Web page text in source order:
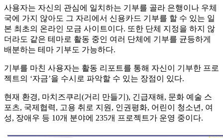
사용자는 자신의 관심에 일치하는 기부를 골라 은행이나 우체
국에 가지 않아도 그 자리에서 신용카드 기부를 할 수 있는 일
본 최초의 온라인 모금 사이트이다. 또한 단체 지정을 하지 않
더라도 같은 테마로 활동 중인 여러 단체에 기부를 균등하게
배분하는 테마 기부도 가능하다.
기부를 마친 사용자는 활동 리포트를 통해 자신이 기부한 프로
젝트의 ‘자금’을 수시로 파악할 수 있는 장점이 있다.
현재 환경, 마치즈쿠리(거리 만들기), 긴급재해, 문화 예술 스
포츠, 국제협력, 고용 취로 지원, 인권평화, 어린이 청소년, 여
성, 장애우 등 10개 분야에 235개 프로젝트가 운영 중이다.